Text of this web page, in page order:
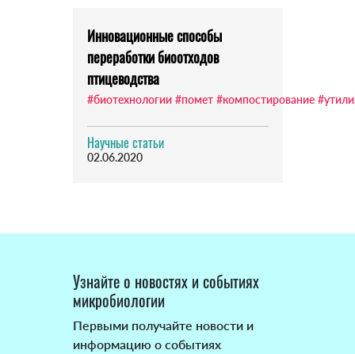
Инновационные способы
переработки биоотходов
птицеводства
#биотехнологии #помет #компостирование
Научные статьи
02.06.2020
Узнайте о новостях и событиях
микробиологии
Первыми получайте новости и
информацию о событиях